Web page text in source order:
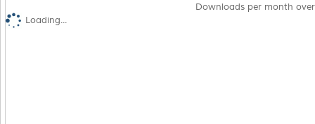
Downloads per month
Loading...